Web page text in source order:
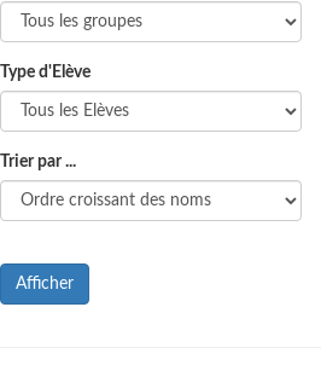
Type d'Elève
Trier par ...
Afficher